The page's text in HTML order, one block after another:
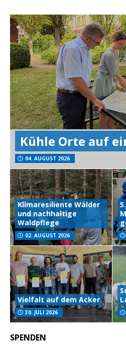
Kühle Orte auf
04. AUGUST 2026
Klimaresiliente Wälder
und nachhaltige
Waldpflege
02. AUGUST 2026
Vielfalt auf dem Acker
30. JULI 2026
SPENDEN